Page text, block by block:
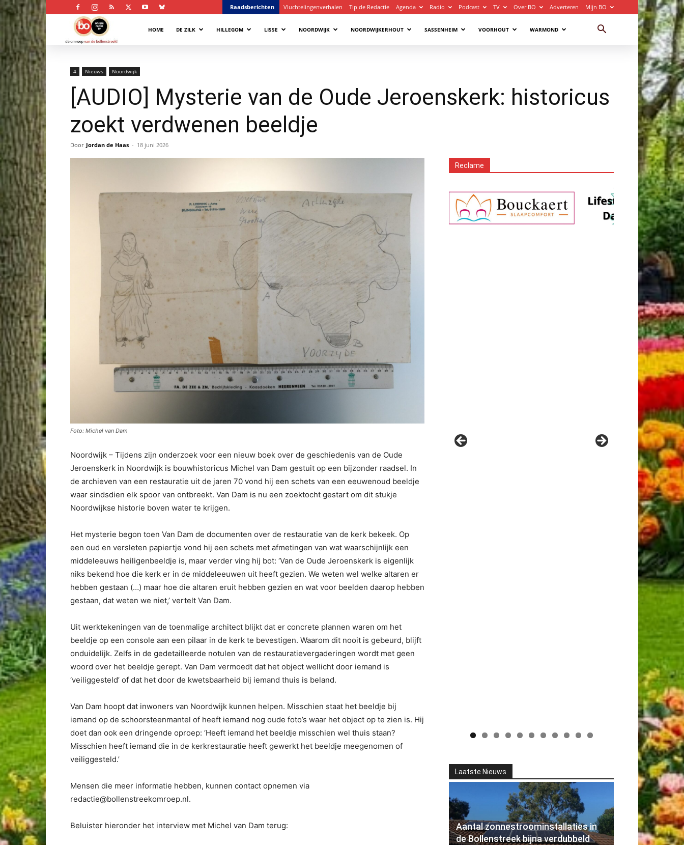
Raadsberichten Vluchtelingenverhalen Tip de Redactie Agenda Radio Podcast TV Over BO Adverteren Mijn BO
Bollenstreek
HOME DE ZILK HILLEGOM LISSE NOORDWIJK NOORDWIJKERHOUT SASSENHEIM VOORHOUT WARMOND
4 Nieuws Noordwijk
[AUDIO] Mysterie van de Oude Jeroenskerk: historicus
zoekt verdwenen beeldje
Door Jordan de Haas - 18 juni 2026
Foto: Michel van Dam
Noordwijk – Tijdens zijn onderzoek voor een nieuw boek over de geschiedenis van de Oude
Jeroenskerk in Noordwijk is bouwhistoricus Michel van Dam gestuit op een bijzonder raadsel. In
de archieven van een restauratie uit de jaren 70 vond hij een schets van een eeuwenoud beeldje
waar sindsdien elk spoor van ontbreekt. Van Dam is nu een zoektocht gestart om dit stukje
Noordwijkse historie boven water te krijgen.
Het mysterie begon toen Van Dam de documenten over de restauratie van de kerk bekeek. Op
een oud en versleten papiertje vond hij een schets met afmetingen van wat waarschijnlijk een
middeleeuws heiligenbeeldje is, maar verder ving hij bot: ‘Van de Oude Jeroenskerk is eigenlijk
niks bekend hoe die kerk er in de middeleeuwen uit heeft gezien. We weten wel welke altaren er
hebben gestaan (…) maar hoe die altaren eruit hebben gezien en wat voor beelden daarop hebben
gestaan, dat weten we niet,’ vertelt Van Dam.
Uit werktekeningen van de toenmalige architect blijkt dat er concrete plannen waren om het
beeldje op een console aan een pilaar in de kerk te bevestigen. Waarom dit nooit is gebeurd, blijft
onduidelijk. Zelfs in de gedetailleerde notulen van de restauratievergaderingen wordt met geen
woord over het beeldje gerept. Van Dam vermoedt dat het object wellicht door iemand is
‘veiliggesteld’ of dat het door de kwetsbaarheid bij iemand thuis is beland.
Van Dam hoopt dat inwoners van Noordwijk kunnen helpen. Misschien staat het beeldje bij
iemand op de schoorsteenmantel of heeft iemand nog oude foto’s waar het object op te zien is. Hij
doet dan ook een dringende oproep: ‘Heeft iemand het beeldje misschien wel thuis staan?
Misschien heeft iemand die in de kerkrestauratie heeft gewerkt het beeldje meegenomen of
veiliggesteld.’
Mensen die meer informatie hebben, kunnen contact opnemen via
redactie@bollenstreekomroep.nl.
Beluister hieronder het interview met Michel van Dam terug:
Reclame
Laatste Nieuws
Aantal zonnestroominstallaties in
de Bollenstreek bijna verdubbeld